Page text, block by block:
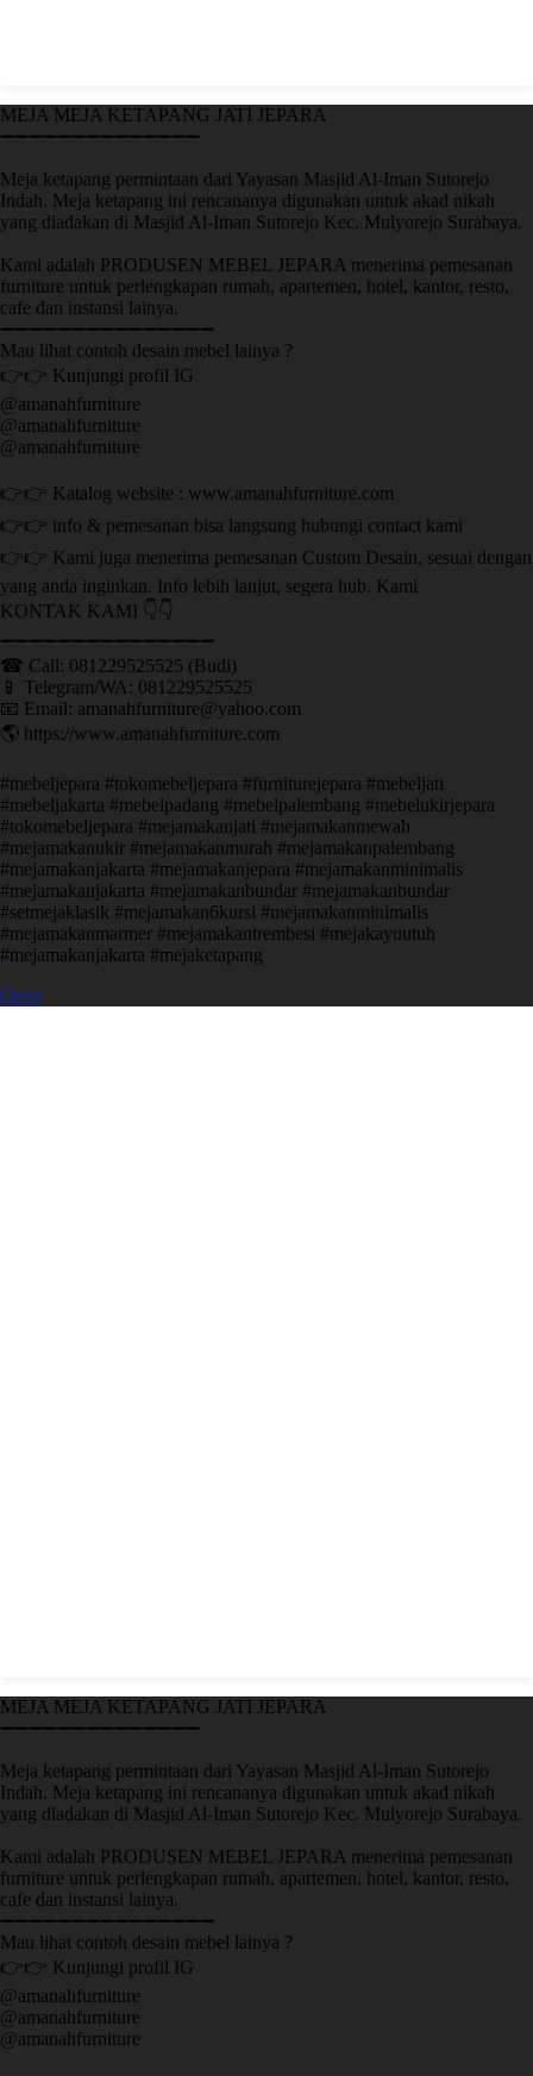
MEJA MEJA KETAPANG JATI JEPARA
➖➖➖➖➖➖➖➖➖➖➖➖➖➖
Meja ketapang permintaan dari Yayasan Masjid Al-Iman Sutorejo
Indah. Meja ketapang ini rencananya digunakan untuk akad nikah
yang diadakan di Masjid Al-Iman Sutorejo Kec. Mulyorejo Surabaya.
Kami adalah PRODUSEN MEBEL JEPARA menerima pemesanan
furniture untuk perlengkapan rumah, apartemen, hotel, kantor, resto,
cafe dan instansi lainya.
➖➖➖➖➖➖➖➖➖➖➖➖➖➖➖
Mau lihat contoh desain mebel lainya ?
👉👉 Kunjungi profil IG
@amanahfurniture
@amanahfurniture
@amanahfurniture
👉👉 Katalog website : www.amanahfurniture.com
👉👉 info & pemesanan bisa langsung hubungi contact kami
👉👉 Kami juga menerima pemesanan Custom Desain, sesuai dengan
yang anda inginkan. Info lebih lanjut, segera hub. Kami
KONTAK KAMI 👇👇
➖➖➖➖➖➖➖➖➖➖➖➖➖➖➖ ㅤ
☎ Call: 081229525525 (Budi)
📱 Telegram/WA: 081229525525
📧 Email: amanahfurniture@yahoo.com
🌎 https://www.amanahfurniture.com
#mebeljepara #tokomebeljepara #furniturejepara #mebeljati
#mebeljakarta #mebelpadang #mebelpalembang #mebelukirjepara
#tokomebeljepara #mejamakanjati #mejamakanmewah
#mejamakanukir #mejamakanmurah #mejamakanpalembang
#mejamakanjakarta #mejamakanjepara #mejamakanminimalis
#mejamakanjakarta #mejamakanbundar #mejamakanbundar
#setmejaklasik #mejamakan6kursi #mejamakanminimalis
#mejamakanmarmer #mejamakantrembesi #mejakayuutuh
#mejamakanjakarta #mejaketapang
Open
MEJA MEJA KETAPANG JATI JEPARA
➖➖➖➖➖➖➖➖➖➖➖➖➖➖
Meja ketapang permintaan dari Yayasan Masjid Al-Iman Sutorejo
Indah. Meja ketapang ini rencananya digunakan untuk akad nikah
yang diadakan di Masjid Al-Iman Sutorejo Kec. Mulyorejo Surabaya.
Kami adalah PRODUSEN MEBEL JEPARA menerima pemesanan
furniture untuk perlengkapan rumah, apartemen, hotel, kantor, resto,
cafe dan instansi lainya.
➖➖➖➖➖➖➖➖➖➖➖➖➖➖➖
Mau lihat contoh desain mebel lainya ?
👉👉 Kunjungi profil IG
@amanahfurniture
@amanahfurniture
@amanahfurniture